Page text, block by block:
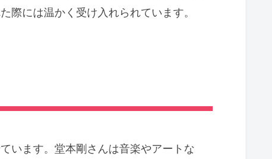
際には温かく受け入れられています。
います。堂本剛さんは音楽やアートな